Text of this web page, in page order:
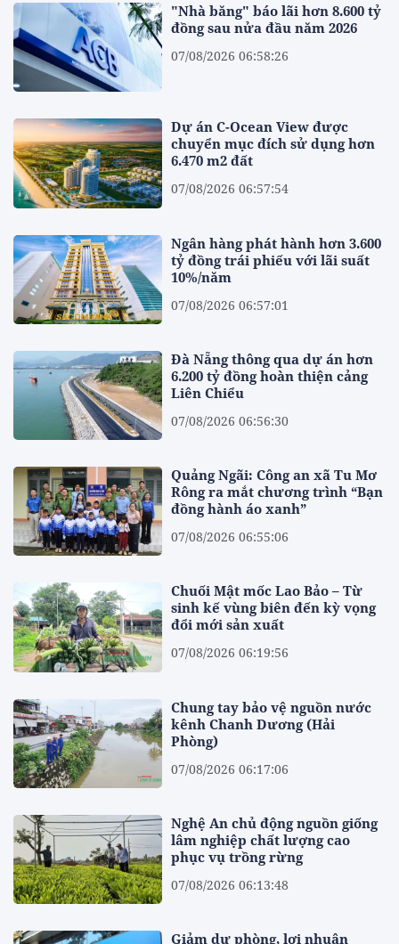
"Nhà băng" báo lãi hơn 8.600 tỷ
đồng sau nửa đầu năm 2026
07/08/2026 06:58:26
Dự án C-Ocean View được
chuyển mục đích sử dụng hơn
6.470 m2 đất
07/08/2026 06:57:54
Ngân hàng phát hành hơn 3.600
tỷ đồng trái phiếu với lãi suất
10%/năm
07/08/2026 06:57:01
Đà Nẵng thông qua dự án hơn
6.200 tỷ đồng hoàn thiện cảng
Liên Chiểu
07/08/2026 06:56:30
Quảng Ngãi: Công an xã Tu Mơ
Rông ra mắt chương trình “Bạn
đồng hành áo xanh”
07/08/2026 06:55:06
Chuối Mật mốc Lao Bảo – Từ
sinh kế vùng biên đến kỳ vọng
đổi mới sản xuất
07/08/2026 06:19:56
Chung tay bảo vệ nguồn nước
kênh Chanh Dương (Hải
Phòng)
07/08/2026 06:17:06
Nghệ An chủ động nguồn giống
lâm nghiệp chất lượng cao
phục vụ trồng rừng
07/08/2026 06:13:48
Giảm dự phòng, lợi nhuận